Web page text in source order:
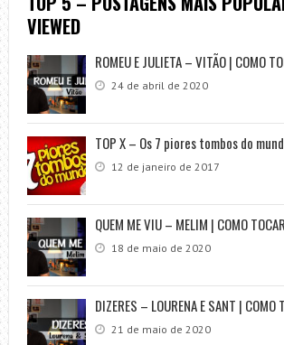
VIEWED
ROMEU E JULIETA – VITÃO | COMO
24 de abril de 2020
TOP X – Os 7 piores tombos do
12 de janeiro de 2017
QUEM ME VIU – MELIM | COMO TOCAR
18 de maio de 2020
DIZERES – LOURENA E SANT | COMO
21 de maio de 2020